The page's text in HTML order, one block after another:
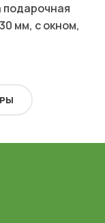
подарочная
мм, с окном,